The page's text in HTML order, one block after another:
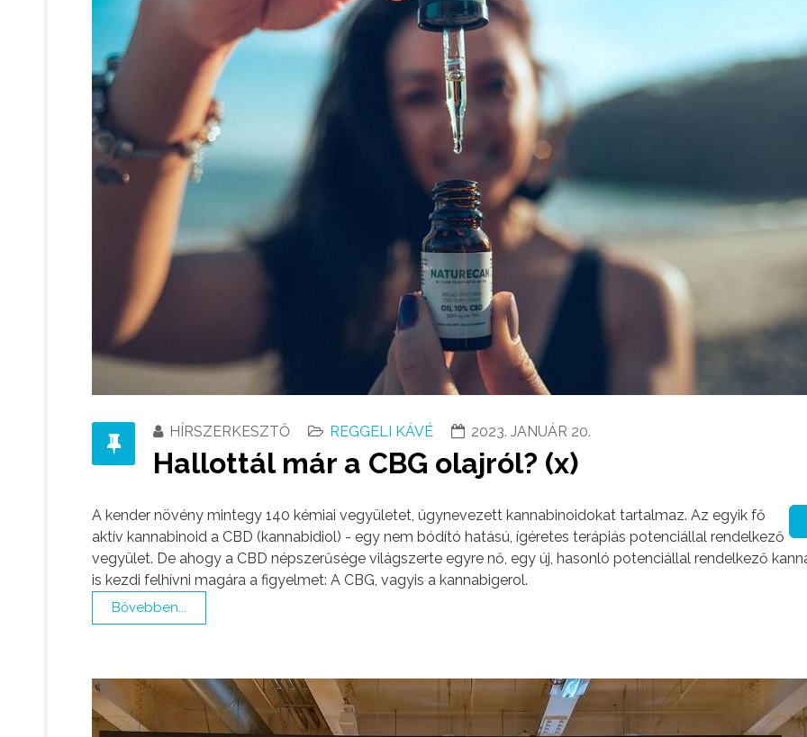
HÍRSZERKESZTŐ REGGELI KÁVÉ 2023. JANUÁR 20.
Hallottál már a CBG olajról? (x)
A kender növény mintegy 140 kémiai vegyületet, úgynevezett kannabinoidokat tartalmaz. Az egyik fő
aktív kannabinoid a CBD (kannabidiol) - egy nem bódító hatású, ígéretes terápiás potenciállal rendelkező
vegyület. De ahogy a CBD népszerűsége világszerte egyre nő, egy új, hasonló potenciállal rendelkező
is kezdi felhívni magára a figyelmet: A CBG, vagyis a kannabigerol.
Bővebben...